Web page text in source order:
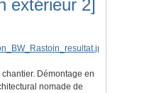
extérieur 2]
Démontage en
nomade de